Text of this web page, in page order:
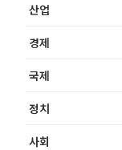
산업
경제
국제
정치
사회